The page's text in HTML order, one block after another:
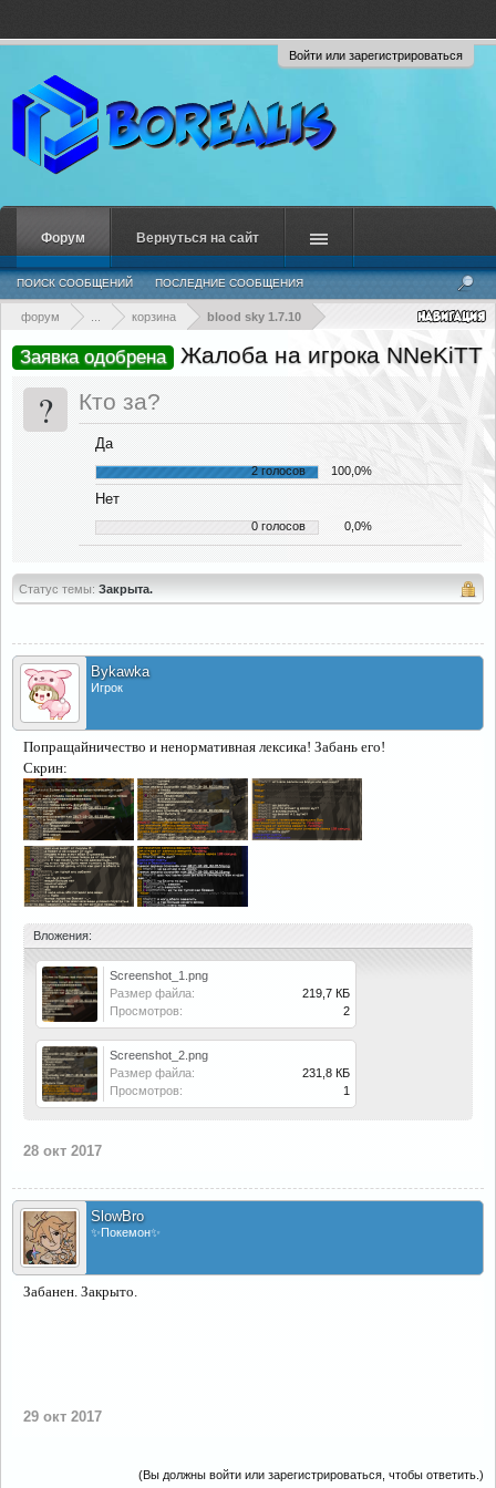
Войти или зарегистрироваться
форум корзина blood sky 1.7.10
Заявка одобрена Жалоба на игрока NNeKiTT
? Кто за?
Да
2 голосов 100,0%
Нет
0 голосов 0,0%
Статус темы: Закрыта.
Bykawka
Игрок
Попращайничество и ненормативная лексика! Забань его!
Скрин:
Вложения:
Screenshot_1.png
Размер файла:
219,7 КБ
Просмотров:
2
Screenshot_2.png
Размер файла:
231,8 КБ
Просмотров:
1
28 окт 2017
SlowBro
✨Покемон✨
Забанен. Закрыто.
29 окт 2017
(Вы должны войти или зарегистрироваться, чтобы ответить.)
Форум
ПОИСК СООБЩЕНИЙ ПОСЛЕДНИЕ СООБЩЕНИЯ
Вернуться на сайт